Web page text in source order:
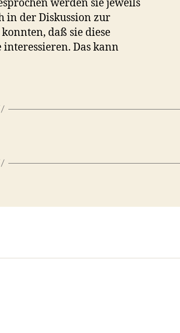
werden sie jeweils
in der Diskussion zur
daß sie diese
Das kann